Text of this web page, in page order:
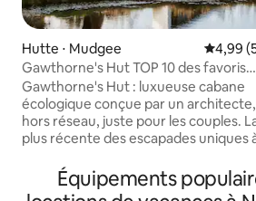
Hutte ⋅ Mudgee
4,99
Gawthorne's Hut TOP 10 des favoris
dans le MONDE.
Gawthorne's Hut : luxueuse cabane
écologique conçue par un architecte,
hors réseau, juste pour les couples.
plus récente des escapades uniques
l'église Wilgowrah et le chalet de
Construite pour offrir une vue
Équipements